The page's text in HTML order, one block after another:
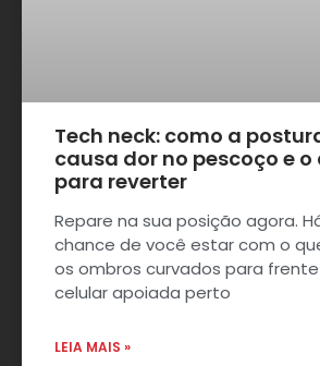
Tech neck: como a
causa dor no pescoço e o
para reverter
Repare na sua posição agora.
chance de você estar com o
os ombros curvados para
celular apoiada perto
LEIA MAIS »